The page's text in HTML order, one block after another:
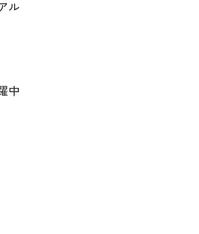
ル
中